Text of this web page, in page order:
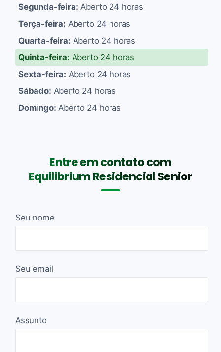
Segunda-feira: Aberto 24 horas
Terça-feira: Aberto 24 horas
Quarta-feira: Aberto 24 horas
Quinta-feira: Aberto 24 horas
Sexta-feira: Aberto 24 horas
Sábado: Aberto 24 horas
Domingo: Aberto 24 horas
Entre em contato com
Equilibrium Residencial Senior
Seu nome
Seu email
Assunto